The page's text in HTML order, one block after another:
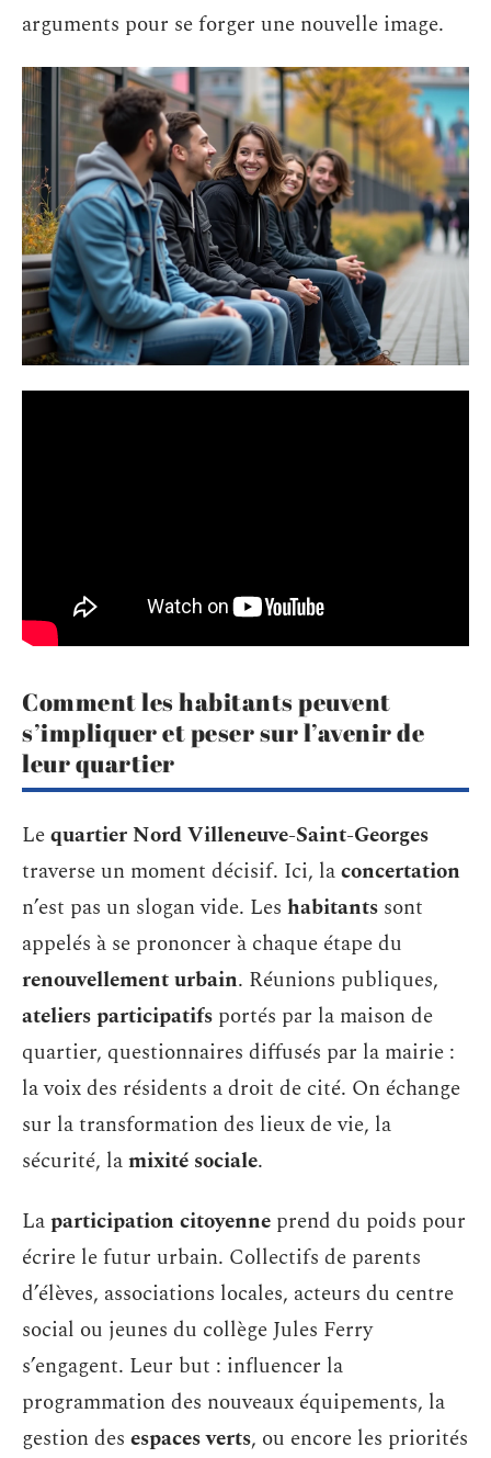
arguments pour se forger une nouvelle image.
Comment les habitants peuvent
s’impliquer et peser sur l’avenir de
leur quartier
Lequartier Nord Villeneuve-Saint-Georges
traverse un moment décisif. Ici, laconcertation
n’est pas un slogan vide. Les habitants sont
appelés à se prononcer à chaque étape du
renouvellement urbain. Réunions publiques,
ateliers participatifs portés par la maison de
quartier, questionnaires diffusés par la mairie :
la voix des résidents a droit de cité. On échange
sur la transformation des lieux de vie, la
sécurité, lamixité sociale.
Laparticipation citoyenne prend du poids pour
écrire le futur urbain. Collectifs de parents
d’élèves, associations locales, acteurs du centre
social ou jeunes du collège Jules Ferry
s’engagent. Leur but : influencer la
programmation des nouveaux équipements, la
gestion des espaces verts, ou encore les priorités